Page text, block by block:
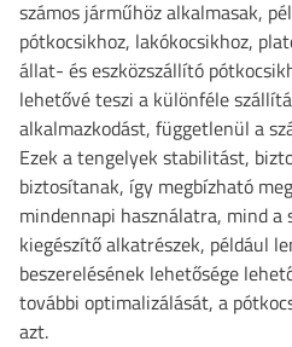
számos járműhöz alkalmasak,
pótkocsikhoz, lakókocsikhoz,
állat- és eszközszállító
lehetővé teszi a különféle
alkalmazkodást, függetlenül a
Ezek a tengelyek stabilitást,
biztosítanak, így megbízható
mindennapi használatra, mind a
kiegészítő alkatrészek, például
beszerelésének lehetősége
további optimalizálását, a
azt.